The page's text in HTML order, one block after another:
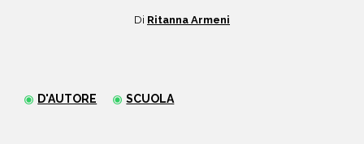
Di Ritanna Armeni
D'AUTORE SCUOLA